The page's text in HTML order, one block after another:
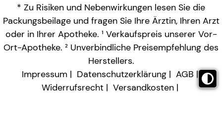
* Zu Risiken und Nebenwirkungen lesen Sie die
Packungsbeilage und fragen Sie Ihre Ärztin, Ihren Arzt
oder in Ihrer Apotheke. ¹ Verkaufspreis unserer Vor-
Ort-Apotheke. ² Unverbindliche Preisempfehlung des
Herstellers.
Impressum
Datenschutzerklärung
AGB
Widerrufsrecht
Versandkosten